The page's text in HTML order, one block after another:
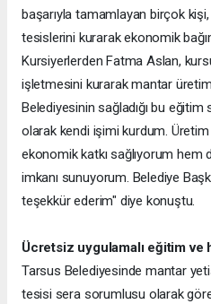
başarıyla tamamlayan birçok
tesislerini kurarak ekonomik
Kursiyerlerden Fatma Aslan,
işletmesini kurarak mantar
Belediyesinin sağladığı bu
olarak kendi işimi kurdum.
ekonomik katkı sağlıyorum hem
imkanı sunuyorum. Belediye
teşekkür ederim" diye konuştu.
Ücretsiz uygulamalı eğitim ve
Tarsus Belediyesinde mantar
tesisi sera sorumlusu olarak